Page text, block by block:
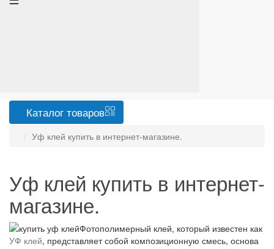
Каталог товаров
Уф клей купить в интернет-магазине.
Уф клей купить в интернет-
магазине.
Фотополимерный клей, который известен как
УФ клей, представляет собой композиционную смесь, основа